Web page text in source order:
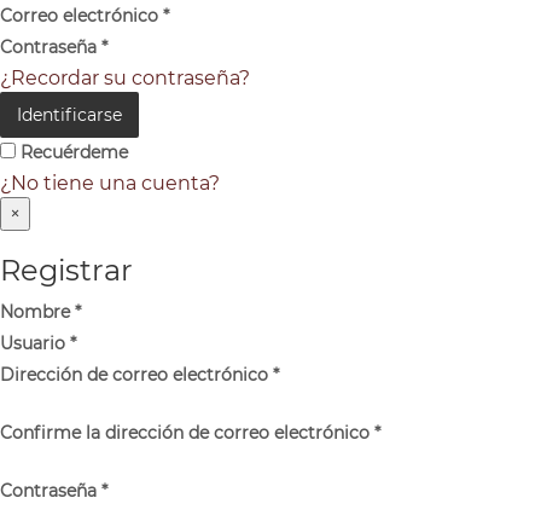
Correo electrónico *
Contraseña *
¿Recordar su contraseña?
Identificarse
Recuérdeme
¿No tiene una cuenta?
×
Registrar
Nombre*
Usuario *
Dirección de correo electrónico *
Confirme la dirección de correo electrónico *
Contraseña *